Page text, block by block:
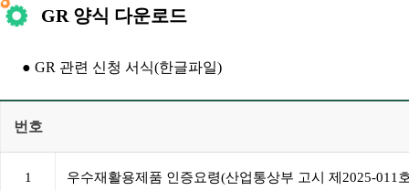
GR 양식 다운로드
● GR 관련 신청 서식(한글파일)
번호
1 우수재활용제품 인증요령(산업통상부 고시 제2025-011